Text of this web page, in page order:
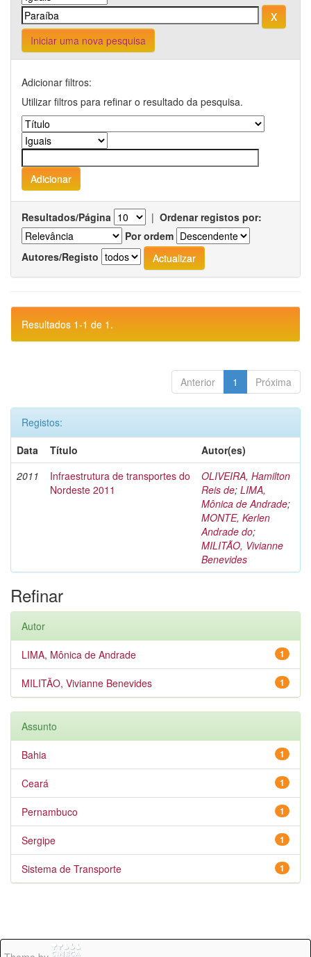
Iniciar uma nova pesquisa
Adicionar filtros:
Utilizar filtros para refinar o resultado da pesquisa.
Resultados/Página | Ordenar registos por:
Por ordem
Autores/Registo
Resultados 1-1 de 1.
Anterior 1 Próxima
Registos:
Data
Título
Autor(es)
2011
Infraestrutura de transportes do
Nordeste 2011
OLIVEIRA, Hamilton
Reis de; LIMA,
Mônica de Andrade;
MONTE, Kerlen
Andrade do;
MILITÃO, Vivianne
Benevides
Refinar
Autor
1
LIMA, Mônica de Andrade
1
MILITÃO, Vivianne Benevides
Assunto
1
Bahia
1
Ceará
1
Pernambuco
1
Sergipe
1
Sistema de Transporte